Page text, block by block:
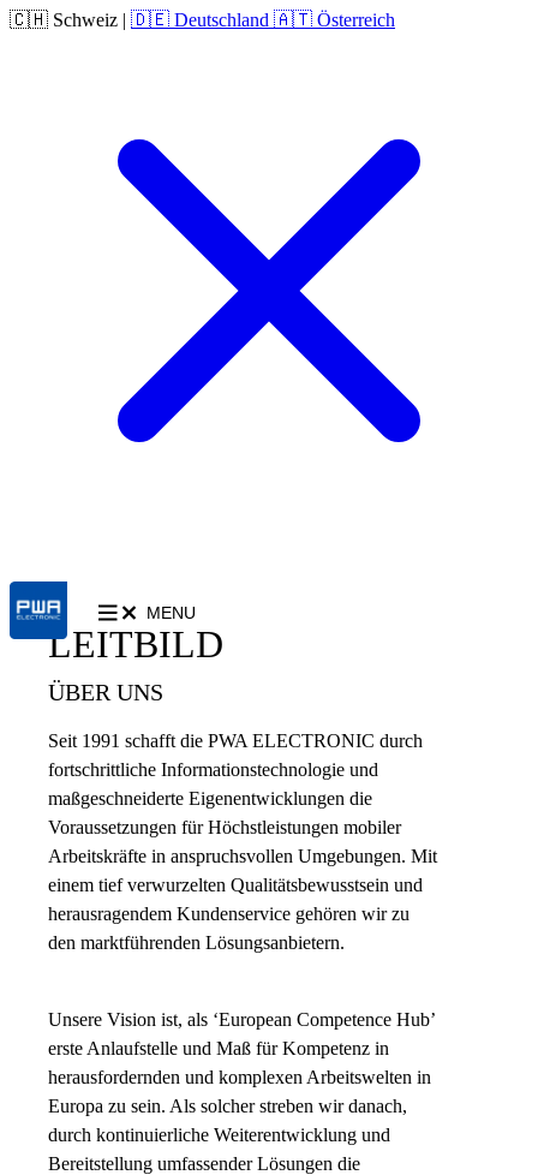
🇨🇭 Schweiz | 🇩🇪 Deutschland 🇦🇹 Österreich
MENU
LEITBILD
ÜBER UNS
Seit 1991 schafft die PWA ELECTRONIC durch
fortschrittliche Informationstechnologie und
maßgeschneiderte Eigenentwicklungen die
Voraussetzungen für Höchstleistungen mobiler
Arbeitskräfte in anspruchsvollen Umgebungen. Mit
einem tief verwurzelten Qualitätsbewusstsein und
herausragendem Kundenservice gehören wir zu
den marktführenden Lösungsanbietern.
Unsere Vision ist, als ‘European Competence Hub’
erste Anlaufstelle und Maß für Kompetenz in
herausfordernden und komplexen Arbeitswelten in
Europa zu sein. Als solcher streben wir danach,
durch kontinuierliche Weiterentwicklung und
Bereitstellung umfassender Lösungen die